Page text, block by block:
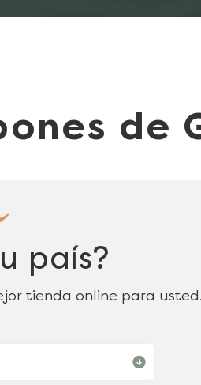
de
país?
tienda online para usted.